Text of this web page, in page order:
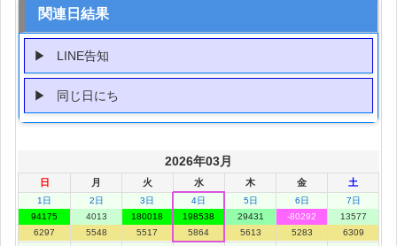
関連日結果
LINE告知
同じ日にち
2026年03月
日 月 火 水 木 金 土
1日
94175
6297
2日
4013
5548
3日
180018
5517
4日
198538
5864
5日
29431
5613
6日
-80292
5283
7日
13577
6309